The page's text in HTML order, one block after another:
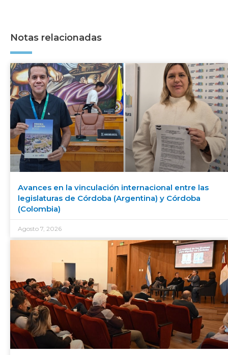
Notas relacionadas
Avances en la vinculación internacional entre las
legislaturas de Córdoba (Argentina) y Córdoba
(Colombia)
Agosto 7, 2026